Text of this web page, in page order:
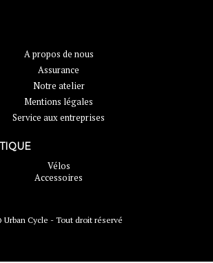
A propos de nous
Assurance
Notre atelier
Mentions légales
Service aux entreprises
Vélos
Accessoires
Cycle - Tout droit réservé